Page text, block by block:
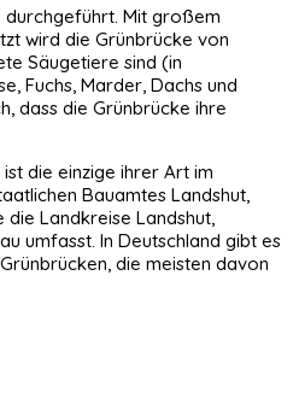
durchgeführt. Mit großem
wird die Grünbrücke von
Säugetiere sind (in
Fuchs, Marder, Dachs und
dass die Grünbrücke ihre
die einzige ihrer Art im
Bauamtes Landshut,
Landkreise Landshut,
umfasst. In Deutschland gibt es
die meisten davon